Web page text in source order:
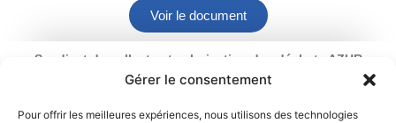
Gérer le consentement
Pour offrir les meilleures expériences, nous utilisons des technologies
Voir le document
Syndicat de collecte et valorisation des déchets AZUR
Ouverture : du lundi au vendredi
2 rue du Chemin Vert – 95100 Argenteuil